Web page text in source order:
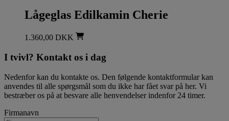
Lågeglas Edilkamin Cherie
1.360,00 DKK
I tvivl? Kontakt os i dag
Nedenfor kan du kontakte os. Den følgende kontaktformular kan
anvendes til alle spørgsmål som du ikke har fået svar på her. Vi
bestræber os på at besvare alle henvendelser indenfor 24 timer.
Firmanavn